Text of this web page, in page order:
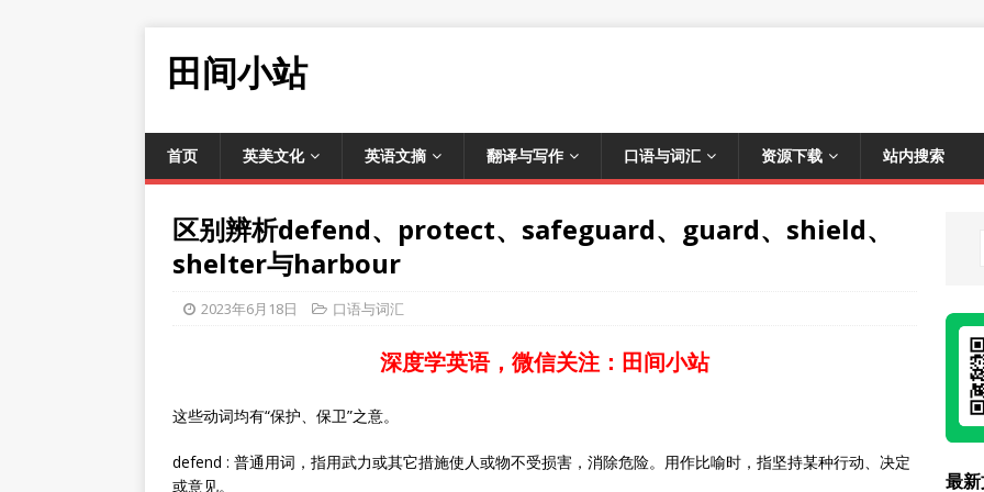
田间小站
首页 英美文化 英语文摘 翻译与写作 口语与词汇 资源下载 站内搜索
区别辨析defend、protect、safeguard、guard、shield、
shelter与harbour
2023年6月18日 口语与词汇
深度学英语，微信关注：田间小站
这些动词均有“保护、保卫”之意。
defend : 普通用词，指用武力或其它措施使人或物不受损害，消除危险。用作比喻时，指坚持某种行动、决定
或意见。
最